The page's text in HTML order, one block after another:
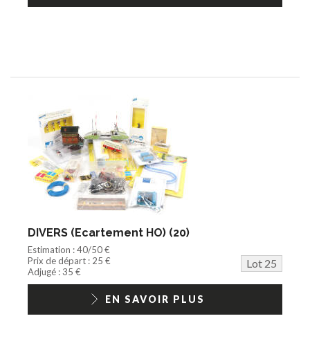
DIVERS (Ecartement HO) (20)
Estimation : 40/50 €
Prix de départ : 25 €
Lot 25
Adjugé : 35 €
EN SAVOIR PLUS